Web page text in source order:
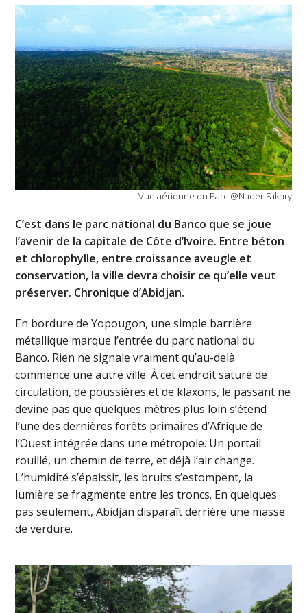
Vue aérienne du Parc @Nader Fakhry
C’est dans le parc national du Banco que se joue
l’avenir de la capitale de Côte d’Ivoire. Entre béton
et chlorophylle, entre croissance aveugle et
conservation, la ville devra choisir ce qu’elle veut
préserver. Chronique d’Abidjan.
En bordure de Yopougon, une simple barrière
métallique marque l’entrée du parc national du
Banco. Rien ne signale vraiment qu’au-delà
commence une autre ville. À cet endroit saturé de
circulation, de poussières et de klaxons, le passant ne
devine pas que quelques mètres plus loin s’étend
l’une des dernières forêts primaires d’Afrique de
l’Ouest intégrée dans une métropole. Un portail
rouillé, un chemin de terre, et déjà l’air change.
L’humidité s’épaissit, les bruits s’estompent, la
lumière se fragmente entre les troncs. En quelques
pas seulement, Abidjan disparaît derrière une masse
de verdure.